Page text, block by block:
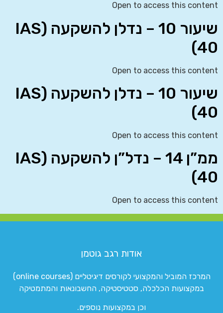
Open to access this content
שיעור 10 – נדלן להשקעה (IAS
40)
Open to access this content
שיעור 10 – נדלן להשקעה (IAS
40)
Open to access this content
ממ”ן 14 – נדל”ן להשקעה (IAS
40)
Open to access this content
אודות רגב גוטמן
המרכז המוביל והמקצועי לקורסים דיגיטליים (online courses)
במקצועות הכלכלה, סטטיסטיקה, החשבונאות והמתמטיקה
וכן במקצועות נוספים.